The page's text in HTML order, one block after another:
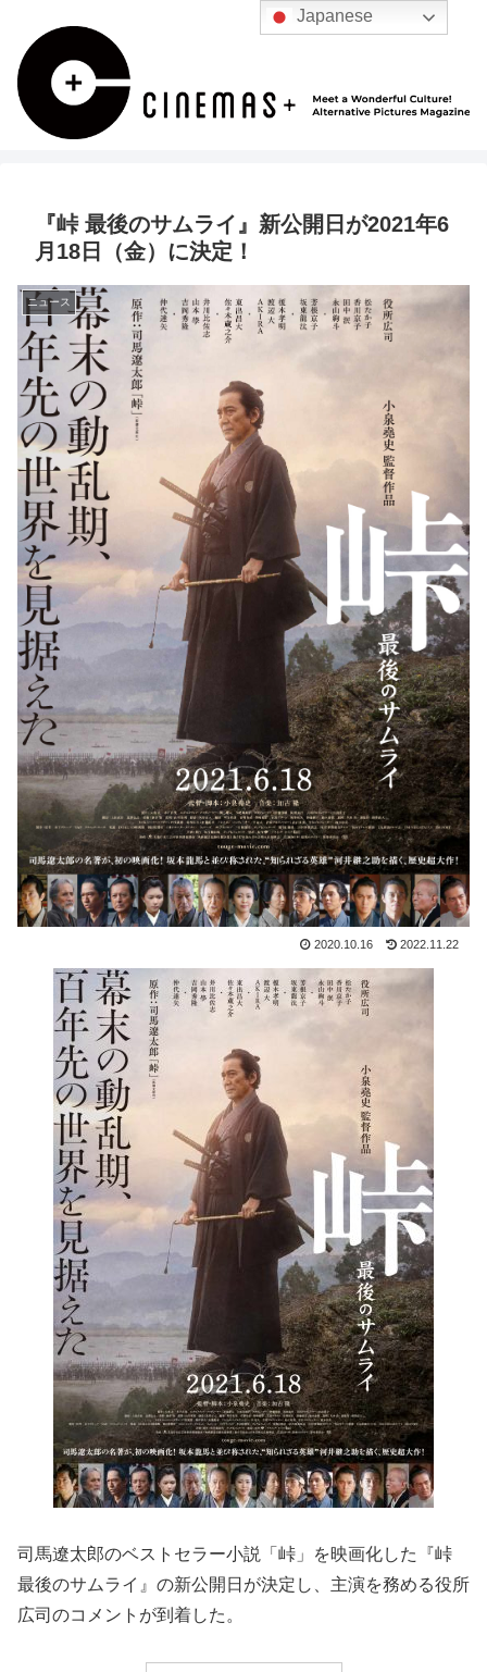
『峠 最後のサムライ』新公開日が2021年6
月18日（金）に決定！
ニュース
2020.10.16 2022.11.22
司馬遼太郎のベストセラー小説「峠」を映画化した『峠
最後のサムライ』の新公開日が決定し、主演を務める役所
広司のコメントが到着した。
Japanese